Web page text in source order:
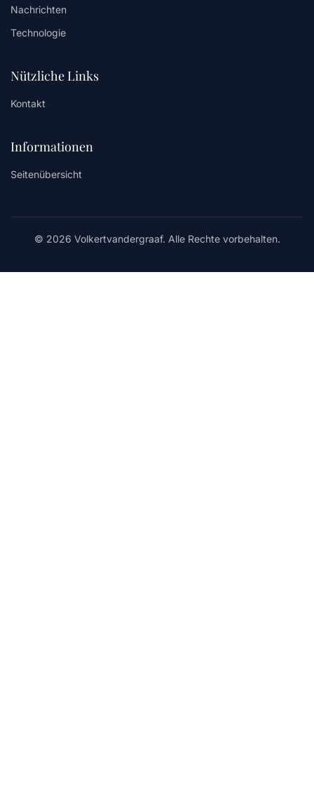
Nachrichten
Technologie
Nützliche Links
Kontakt
Informationen
Seitenübersicht
© 2026 Volkertvandergraaf. Alle Rechte vorbehalten.